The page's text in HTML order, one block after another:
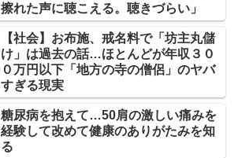
擦れた声に聴こえる。聴きづらい」
【社会】お布施、戒名料で「坊主丸儲
け」は過去の話…ほとんどが年収３０
０万円以下「地方の寺の僧侶」のヤバ
すぎる現実
糖尿病を抱えて…50肩の激しい痛みを
経験して改めて健康のありがたみを知
る